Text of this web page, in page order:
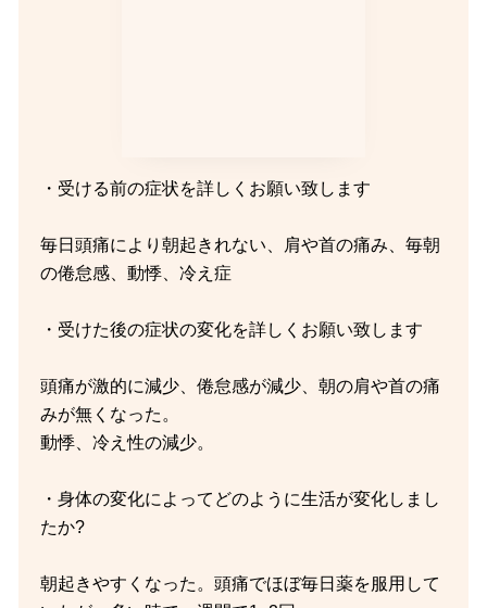
・受ける前の症状を詳しくお願い致します
毎日頭痛により朝起きれない、肩や首の痛み、毎朝
の倦怠感、動悸、冷え症
・受けた後の症状の変化を詳しくお願い致します
頭痛が激的に減少、倦怠感が減少、朝の肩や首の痛
みが無くなった。
動悸、冷え性の減少。
・身体の変化によってどのように生活が変化しまし
たか?
朝起きやすくなった。頭痛でほぼ毎日薬を服用して